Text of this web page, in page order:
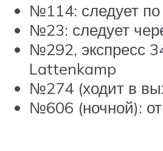
№114: следует
№23: следует
№292, экспресс
Lattenkamp
№274 (ходит в
№606 (ночной):